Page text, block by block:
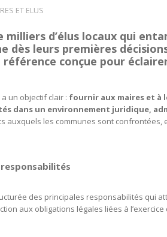
ET ELUS
milliers d’élus locaux qui
leurs premières
conçue pour
un objectif clair : fournir aux maires et à
dans un environnement juridique,
auxquels les communes sont
des principales responsabilités qui
aux obligations légales liées à